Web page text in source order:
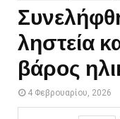
ληστεία
βάρος
4 Φεβρουαρίου, 2026